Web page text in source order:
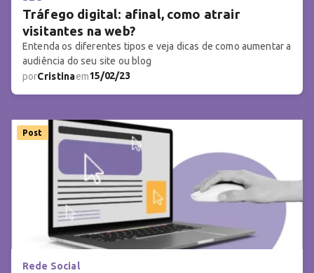
Tráfego digital: afinal, como atrair
visitantes na web?
Entenda os diferentes tipos e veja dicas de como aumentar a
audiência do seu site ou blog
porCristinaem15/02/23
Rede Social
Post